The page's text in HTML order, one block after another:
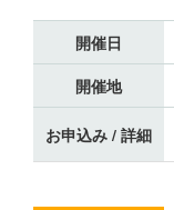
開催日
開催地
お申込み / 詳細